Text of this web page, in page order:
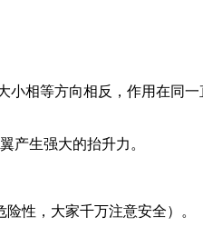
小相等方向相反，作用在同一
产生强大的抬升力。
性，大家千万注意安全）。